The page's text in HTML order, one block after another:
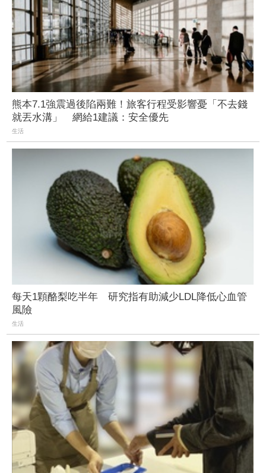
熊本7.1強震過後陷兩難！旅客行程受影響憂「不去錢
就丟水溝」 網給1建議：安全優先
生活
每天1顆酪梨吃半年 研究指有助減少LDL降低心血管
風險
生活